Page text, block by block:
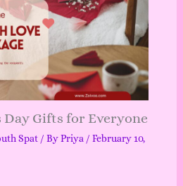
Day Gifts for Everyone
Spat/ ByPriya / February 10,